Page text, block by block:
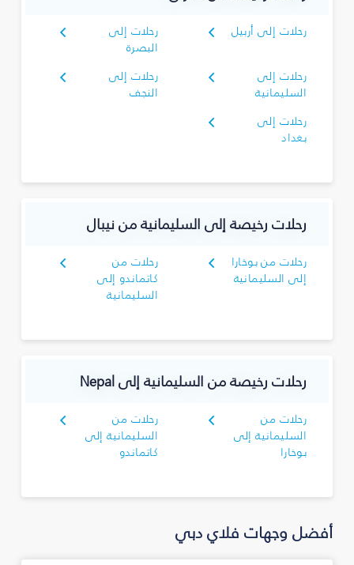
رحلات إلى أربيل
رحلات إلى
البصرة‎
رحلات إلى
السليمانية‎
رحلات إلى
النجف
رحلات إلى
بغداد
رحلات رخيصة إلى السليمانية‎ من نيبال
رحلات من بوخارا
إلى السليمانية‎
رحلات من
كاتماندو إلى
السليمانية‎
رحلات رخيصة من السليمانية‎ إلى Nepal
رحلات من
السليمانية‎ إلى
بوخارا
رحلات من
السليمانية‎ إلى
كاتماندو
أفضل وجهات فلاي دبي